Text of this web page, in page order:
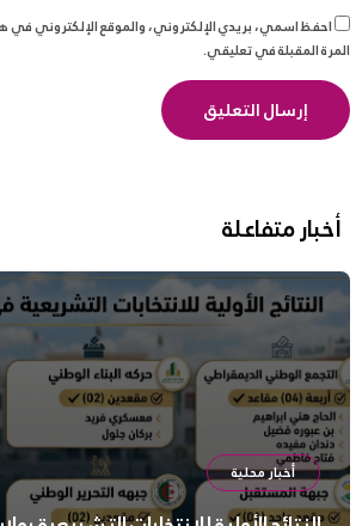
احفظ اسمي، بريدي الإلكتروني، والموقع الإلكتروني في
المرة المقبلة في تعليقي.
أخبار متفاعلة
أخبار محلية